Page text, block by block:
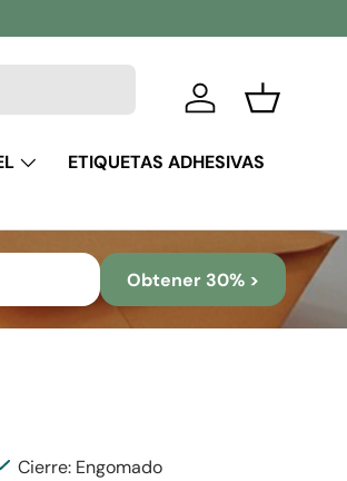
Iniciar sesión
Cesta
ETIQUETAS ADHESIVAS
Obtener 30% >
Cierre: Engomado